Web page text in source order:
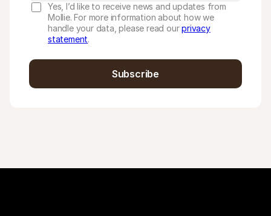
Yes, I’d like to receive news and updates from
Mollie. For more information about how we
handle your data, please read ourprivacy
statement.
Subscribe